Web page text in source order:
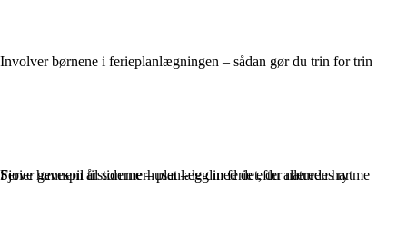
Involver børnene i ferieplanlægningen – sådan gør du trin for trin
Ferier gennem årstiderne – planlæg din ferie efter naturens rytme
Sjove havespil til sommerhuset – leg med det, du allerede har